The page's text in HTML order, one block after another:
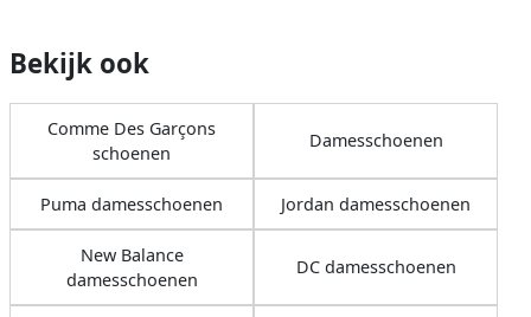
Bekijk ook
Comme Des Garçons
schoenen
Damesschoenen
Puma damesschoenen Jordan damesschoenen
New Balance
damesschoenen
DC damesschoenen